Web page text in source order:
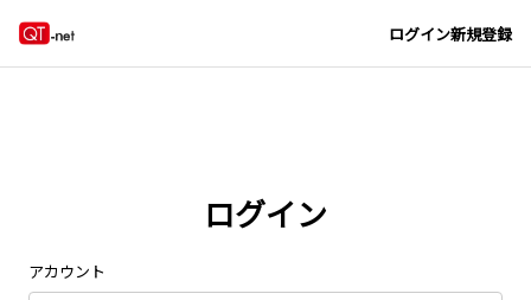
ログイン新規登録
ログイン
アカウント